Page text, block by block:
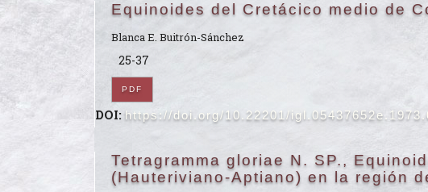
Equinoides del Cretácico medio de
Blanca E. Buitrón-Sánchez
25-37
PDF
DOI: https://doi.org/10.22201/
Tetragramma gloriae N. SP.,
(Hauteriviano-Aptiano) en la región